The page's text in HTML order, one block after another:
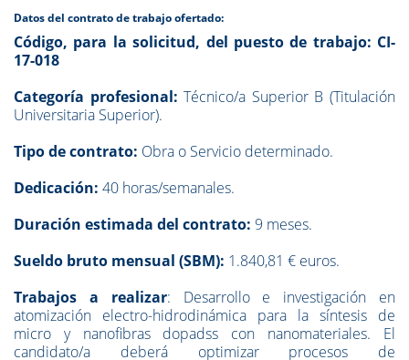
Datos del contrato de trabajo ofertado:
Código, para la solicitud, del puesto de trabajo: CI-
17-018
Categoría profesional: Técnico/a Superior B (Titulación
Universitaria Superior).
Tipo de contrato: Obra o Servicio determinado.
Dedicación: 40 horas/semanales.
Duración estimada del contrato: 9 meses.
Sueldo bruto mensual (SBM): 1.840,81 € euros.
Trabajos a realizar: Desarrollo e investigación en
atomización electro-hidrodinámica para la síntesis de
micro y nanofibras dopadss con nanomateriales. El
candidato/a deberá optimizar procesos de